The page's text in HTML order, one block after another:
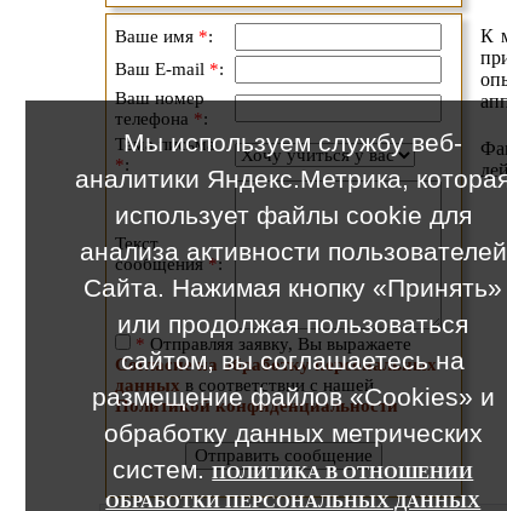
Ваше имя *:
Ваш E-mail *:
Ваш номер
телефона *:
Тема письма
*:
Текст
сообщения*:
* Отправляя заявку, Вы выражаете
Согласие на обработку персональных
данных в соответствии с нашей
Политикой конфиденциальности
К
Мы используем службу веб-
аналитики Яндекс.Метрика,
использует файлы cookie для
анализа активности пользователей
Сайта. Нажимая кнопку «Принять»
или продолжая пользоваться
сайтом, вы соглашаетесь на
размещение файлов «Cookies» и
обработку данных метрических
систем.ПОЛИТИКА В ОТНОШЕНИИ
ОБРАБОТКИ ПЕРСОНАЛЬНЫХ ДАННЫХ